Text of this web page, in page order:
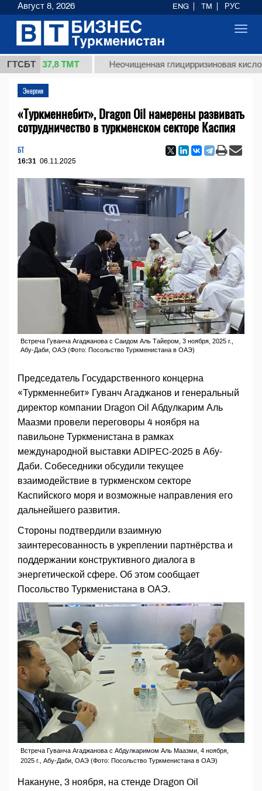
ГТСБТ
37,8 ТМТ Неочищенная глицирризиновая кислота
Энергия
«Туркменнебит», Dragon Oil намерены развивать
сотрудничество в туркменском секторе Каспия
БТ
16:31 06.11.2025
Встреча Гуванча Агаджанова с Саидом Аль Тайером, 3 ноября, 2025 г.,
Абу-Даби, ОАЭ (Фото: Посольство Туркменистана в ОАЭ)
Председатель Государственного концерна
«Туркменнебит» Гуванч Агаджанов и генеральный
директор компании Dragon Oil Абдулкарим Аль
Маазми провели переговоры 4 ноября на
павильоне Туркменистана в рамках
международной выставки ADIPEC-2025 в Абу-
Даби. Собеседники обсудили текущее
взаимодействие в туркменском секторе
Каспийского моря и возможные направления его
дальнейшего развития.
Стороны подтвердили взаимную
заинтересованность в укреплении партнёрства и
поддержании конструктивного диалога в
энергетической сфере. Об этом сообщает
Посольство Туркменистана в ОАЭ.
Встреча Гуванча Агаджанова с Абдулкаримом Аль Маазми, 4 ноября,
2025 г., Абу-Даби, ОАЭ (Фото: Посольство Туркменистана в ОАЭ)
Накануне, 3 ноября, на стенде Dragon Oil
Август 8, 2026 ENG TM РУС